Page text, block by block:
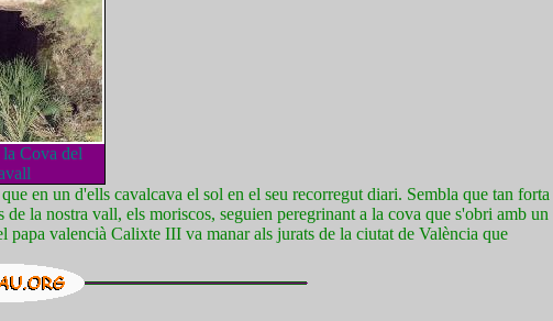
Cova del
en un d'ells cavalcava el sol en el seu recorregut diari. Sembla que tan forta
la nostra vall, els moriscos, seguien peregrinant a la cova que s'obri amb un
valencià Calixte III va manar als jurats de la ciutat de València que